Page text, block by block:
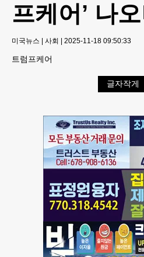
프케어’ 나
미국뉴스 | 사회 | 2025-11-18 09:50:33
트럼프케어
글자작게